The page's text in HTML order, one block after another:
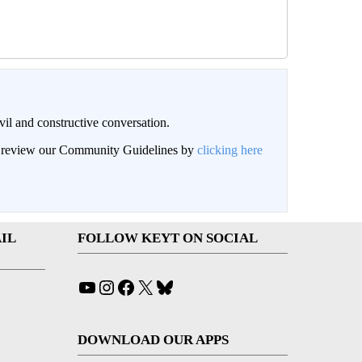
and constructive conversation.
review our Community Guidelines by clicking here
FOLLOW KEYT ON SOCIAL
YouTube
Instagram
Facebook
X
DOWNLOAD OUR APPS